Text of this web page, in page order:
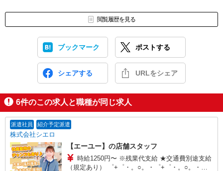
閲覧履歴を見る
ブックマーク ポストする
シェアする URLをシェア
6件のこの求人と職種が同じ求人
派遣社員 紹介予定派遣
株式会社シエロ
【エーユー】の店舗スタッフ
時給1250円〜 ※残業代支給 ★交通費別途支給
（規定あり） ゜+゜・。○。・゜+゜・。○。・゜